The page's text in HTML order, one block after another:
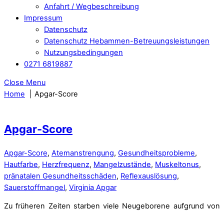
Anfahrt / Wegbeschreibung
Impressum
Datenschutz
Datenschutz Hebammen-Betreuungsleistungen
Nutzungsbedingungen
0271 6819887
Close Menu
Home
Apgar-Score
Apgar-Score
Apgar-Score, Atemanstrengung, Gesundheitsprobleme,
Hautfarbe, Herzfrequenz, Mangelzustände, Muskeltonus,
pränatalen Gesundheitsschäden, Reflexauslösung,
Sauerstoffmangel, Virginia Apgar
Zu früheren Zeiten starben viele Neugeborene aufgrund von